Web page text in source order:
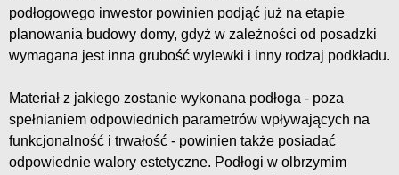
podłogowego inwestor powinien podjąć już na etapie
planowania budowy domy, gdyż w zależności od posadzki
wymagana jest inna grubość wylewki i inny rodzaj podkładu.
Materiał z jakiego zostanie wykonana podłoga - poza
spełnianiem odpowiednich parametrów wpływających na
funkcjonalność i trwałość - powinien także posiadać
odpowiednie walory estetyczne. Podłogi w olbrzymim